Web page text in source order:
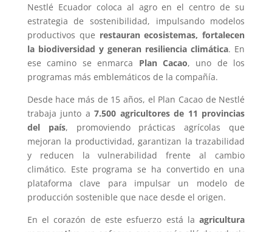
Nestlé Ecuador coloca al agro en el centro de su
estrategia de sostenibilidad, impulsando modelos
productivos que restauran ecosistemas, fortalecen
la biodiversidad y generan resiliencia climática. En
ese camino se enmarca Plan Cacao, uno de los
programas más emblemáticos de la compañía.
Desde hace más de 15 años, el Plan Cacao de Nestlé
trabaja junto a7.500 agricultores de 11 provincias
del país, promoviendo prácticas agrícolas que
mejoran la productividad, garantizan la trazabilidad
y reducen la vulnerabilidad frente al cambio
climático. Este programa se ha convertido en una
plataforma clave para impulsar un modelo de
producción sostenible que nace desde el origen.
En el corazón de este esfuerzo está laagricultura